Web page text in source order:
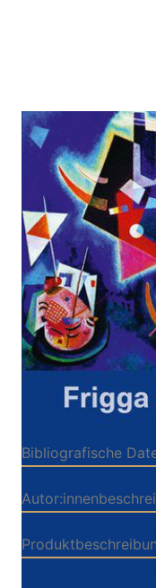
Die Unruhe
Zur
VonFrigga Haug
Verlag: Argument
Buch
Paperback
Bibliografische
Lernen ist ein